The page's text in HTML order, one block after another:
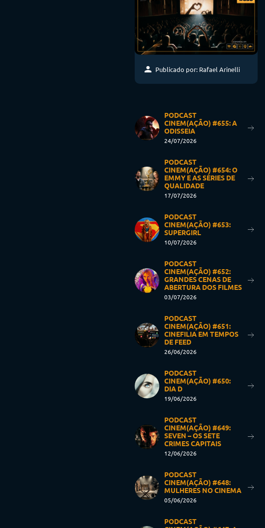
Publicado por: Rafael Arinelli
PODCAST
CINEM(AÇÃO) #655: A
ODISSEIA
24/07/2026
PODCAST
CINEM(AÇÃO) #654: O
EMMY E AS SÉRIES DE
QUALIDADE
17/07/2026
PODCAST
CINEM(AÇÃO) #653:
SUPERGIRL
10/07/2026
PODCAST
CINEM(AÇÃO) #652:
GRANDES CENAS DE
ABERTURA DOS FILMES
03/07/2026
PODCAST
CINEM(AÇÃO) #651:
CINEFILIA EM TEMPOS
DE FEED
26/06/2026
PODCAST
CINEM(AÇÃO) #650:
DIA D
19/06/2026
PODCAST
CINEM(AÇÃO) #649:
SEVEN – OS SETE
CRIMES CAPITAIS
12/06/2026
PODCAST
CINEM(AÇÃO) #648:
MULHERES NO CINEMA
05/06/2026
PODCAST